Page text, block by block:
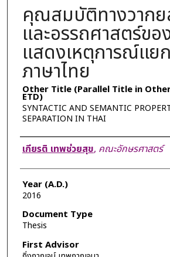
คุณสมบัติทางวาก
และอรรถศาสตร์ขอ
แสดงเหตุการณ์แย
ภาษาไทย
Other Title (Parallel Title in
ETD)
SYNTACTIC AND SEMANTIC
SEPARATION IN THAI
Author
เกียรติ เทพช่วยสุข, คณะอักษรศาสตร์
Year (A.D.)
2016
Document Type
Thesis
First Advisor